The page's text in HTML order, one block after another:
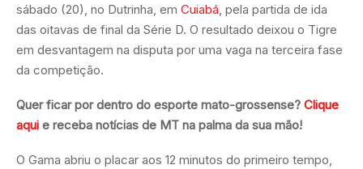
sábado (20), no Dutrinha, em Cuiabá, pela partida de ida
das oitavas de final da Série D. O resultado deixou o Tigre
em desvantagem na disputa por uma vaga na terceira fase
da competição.
Quer ficar por dentro do esporte mato-grossense? Clique
aqui e receba notícias de MT na palma da sua mão!
O Gama abriu o placar aos 12 minutos do primeiro tempo,